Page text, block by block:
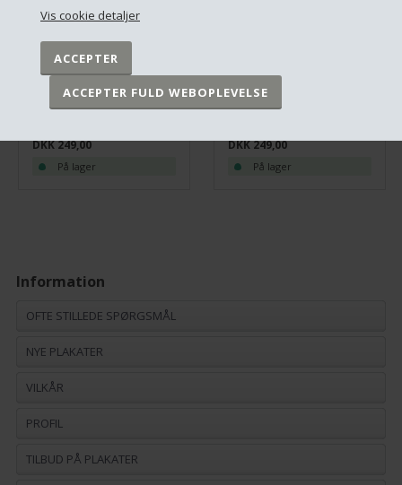
Vis cookie detaljer
DKK 249,00
På lager
DKK 249,00
På lager
Information
OFTE STILLEDE SPØRGSMÅL
NYE PLAKATER
VILKÅR
PROFIL
TILBUD PÅ PLAKATER